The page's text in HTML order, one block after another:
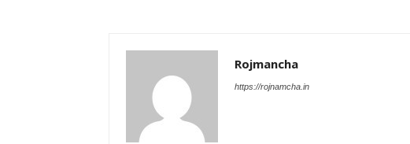
Rojmancha
https://rojnamcha.in